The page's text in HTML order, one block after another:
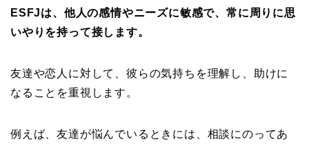
ESFJは、他人の感情やニーズに敏感で、常に周りに思
いやりを持って接します。
友達や恋人に対して、彼らの気持ちを理解し、助けに
なることを重視します。
例えば、友達が悩んでいるときには、相談にのってあ